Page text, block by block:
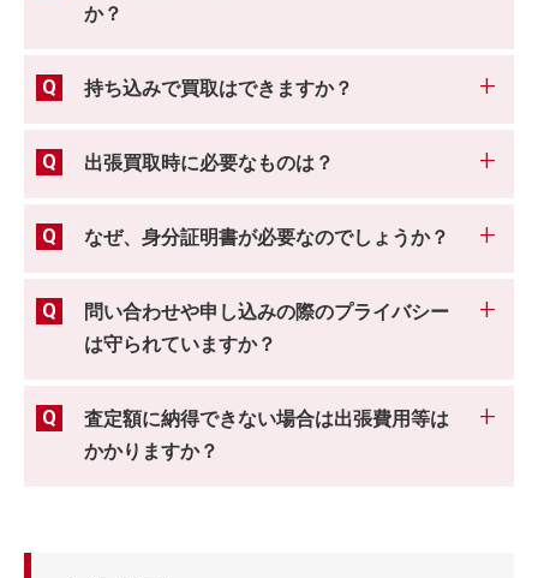
か？
持ち込みで買取はできますか？
出張買取時に必要なものは？
なぜ、身分証明書が必要なのでしょうか？
問い合わせや申し込みの際のプライバシー
は守られていますか？
査定額に納得できない場合は出張費用等は
かかりますか？